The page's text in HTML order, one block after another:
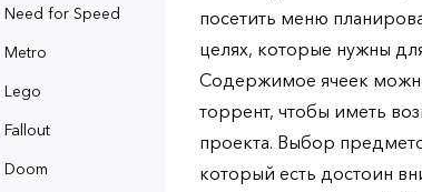
Need for Speed
Metro
Lego
Fallout
Doom
посетить меню
целях, которые нужны
Содержимое ячеек
торрент, чтобы иметь
проекта. Выбор
который есть достоин